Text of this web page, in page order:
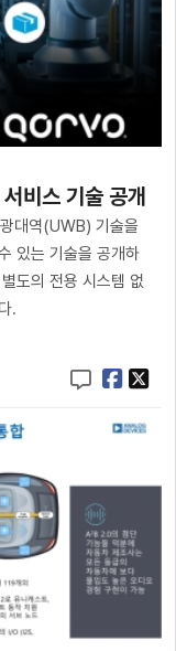
비스 기술 공개
대역(UWB) 기술을
있는 기술을 공개하
도의 전용 시스템 없
.